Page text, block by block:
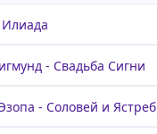
- Свадьба Сигни
- Соловей и Ястреб